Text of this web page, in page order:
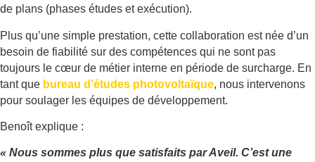
de plans (phases études et exécution).
Plus qu’une simple prestation, cette collaboration est née d’un
besoin de fiabilité sur des compétences qui ne sont pas
toujours le cœur de métier interne en période de surcharge. En
tant que bureau d’études photovoltaïque, nous intervenons
pour soulager les équipes de développement.
Benoît explique :
« Nous sommes plus que satisfaits par Aveil. C’est une